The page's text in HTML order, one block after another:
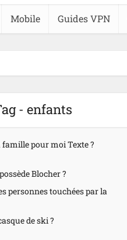
Mobile Guides VPN
- enfants
famille pour moi Texte ?
Blocher ?
personnes touchées par la
de ski ?